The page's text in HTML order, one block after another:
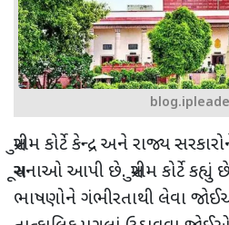
સુપ્રીમ કોર્ટે કેન્દ્ર અને રાજ્ય
સૂચનાઓ આપી છે. સુપ્રીમ કોર્ટે
ભાષણોને ગંભીરતાથી લેવા